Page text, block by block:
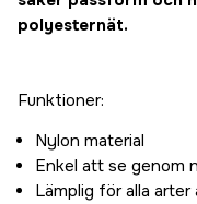
polyesternät.
Funktioner:
Nylon material
Enkel att se genom
Lämplig för alla